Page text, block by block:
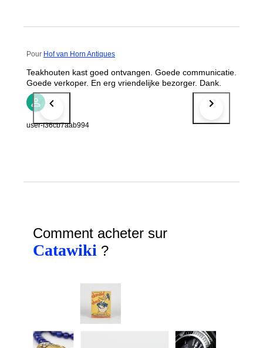
Pour Hof van Horn Antiques
Teakhouten kast goed ontvangen. Goede communicatie.
Goede verkoper. En erg vriendelijke bezorger. Dank.
user-f36cb7aab994
Comment acheter sur
Catawiki ?